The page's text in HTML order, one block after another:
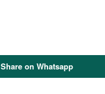
Share on Whatsapp